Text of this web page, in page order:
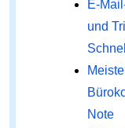
E-
und
Note